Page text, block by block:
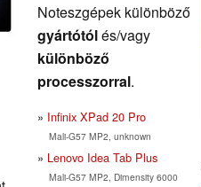
Noteszgépek különböző
gyártótólés/vagy
különböző
processzorral.
Infinix XPad 20 Pro
Mali-G57 MP2, unknown
Lenovo Idea Tab Plus
Mali-G57 MP2, Dimensity 6000